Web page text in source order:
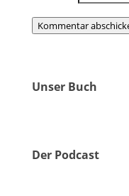
Kommentar
Unser Buch
Der Podcast